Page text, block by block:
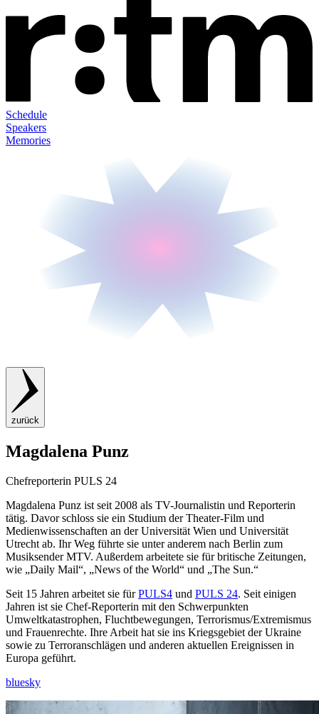
Schedule
Speakers
Memories
zurück
Magdalena Punz
Chefreporterin PULS 24
Magdalena Punz ist seit 2008 als TV-Journalistin und Reporterin
tätig. Davor schloss sie ein Studium der Theater-Film und
Medienwissenschaften an der Universität Wien und Universität
Utrecht ab. Ihr Weg führte sie unter anderem nach Berlin zum
Musiksender MTV. Außerdem arbeitete sie für britische Zeitungen,
wie „Daily Mail“, „News of the World“ und „The Sun.“
Seit 15 Jahren arbeitet sie fürPULS4 und PULS 24. Seit einigen
Jahren ist sie Chef-Reporterin mit den Schwerpunkten
Umweltkatastrophen, Fluchtbewegungen, Terrorismus/Extremismus
und Frauenrechte. Ihre Arbeit hat sie ins Kriegsgebiet der Ukraine
sowie zu Terroranschlägen und anderen aktuellen Ereignissen in
Europa geführt.
bluesky